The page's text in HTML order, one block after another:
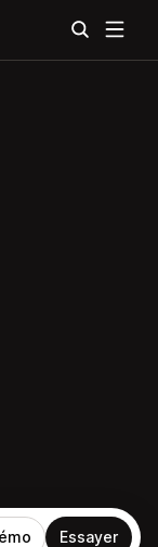
Essayer